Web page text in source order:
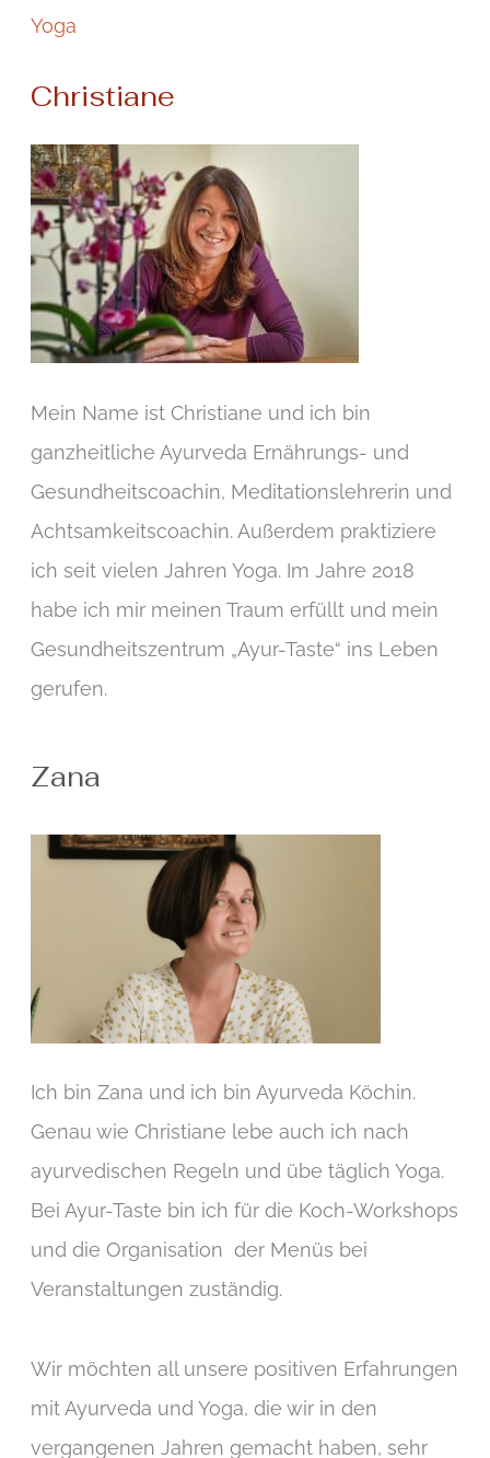
Yoga
Christiane
Mein Name ist Christiane und ich bin
ganzheitliche Ayurveda Ernährungs- und
Gesundheitscoachin, Meditationslehrerin und
Achtsamkeitscoachin. Außerdem praktiziere
ich seit vielen Jahren Yoga. Im Jahre 2018
habe ich mir meinen Traum erfüllt und mein
Gesundheitszentrum „Ayur-Taste“ ins Leben
gerufen.
Zana
Ich bin Zana und ich bin Ayurveda Köchin.
Genau wie Christiane lebe auch ich nach
ayurvedischen Regeln und übe täglich Yoga.
Bei Ayur-Taste bin ich für die Koch-Workshops
und die Organisation der Menüs bei
Veranstaltungen zuständig.
Wir möchten all unsere positiven Erfahrungen
mit Ayurveda und Yoga, die wir in den
vergangenen Jahren gemacht haben, sehr